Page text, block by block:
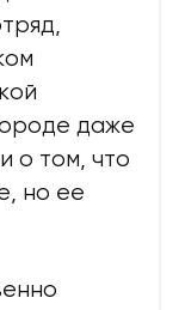
даже
о том, что
но ее